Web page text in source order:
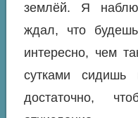
землёй. Я
ждал, что
интересно, чем
сутками
достаточно,